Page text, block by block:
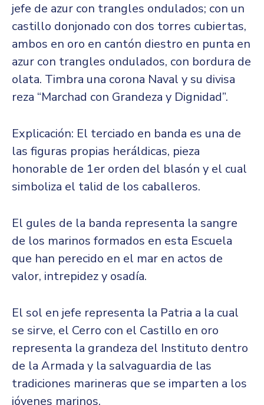
jefe de azur con trangles ondulados; con un
castillo donjonado con dos torres cubiertas,
ambos en oro en cantón diestro en punta en
azur con trangles ondulados, con bordura de
olata. Timbra una corona Naval y su divisa
reza “Marchad con Grandeza y Dignidad”.
Explicación: El terciado en banda es una de
las figuras propias heráldicas, pieza
honorable de 1er orden del blasón y el cual
simboliza el talid de los caballeros.
El gules de la banda representa la sangre
de los marinos formados en esta Escuela
que han perecido en el mar en actos de
valor, intrepidez y osadía.
El sol en jefe representa la Patria a la cual
se sirve, el Cerro con el Castillo en oro
representa la grandeza del Instituto dentro
de la Armada y la salvaguardia de las
tradiciones marineras que se imparten a los
jóvenes marinos.